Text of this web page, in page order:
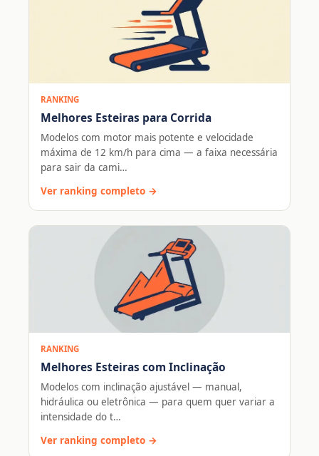
RANKING
Melhores Esteiras para Corrida
Modelos com motor mais potente e velocidade
máxima de 12 km/h para cima — a faixa necessária
para sair da cami…
Ver ranking completo →
RANKING
Melhores Esteiras com Inclinação
Modelos com inclinação ajustável — manual,
hidráulica ou eletrônica — para quem quer variar a
intensidade do t…
Ver ranking completo →